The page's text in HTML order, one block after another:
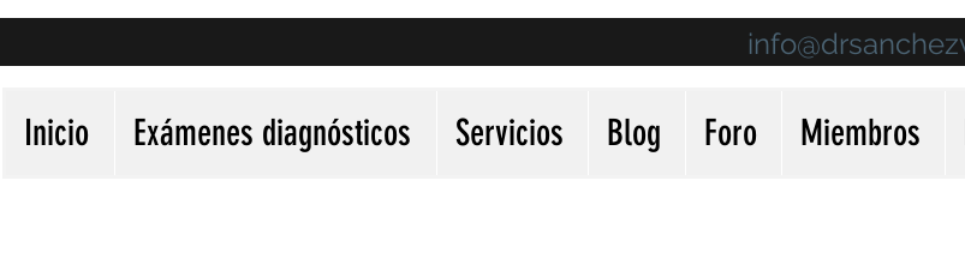
Inicio Exámenes diagnósticos Servicios Blog Foro Miembros